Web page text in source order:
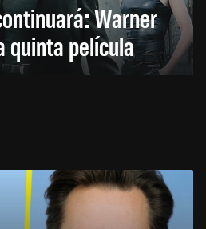
Warner
quinta película